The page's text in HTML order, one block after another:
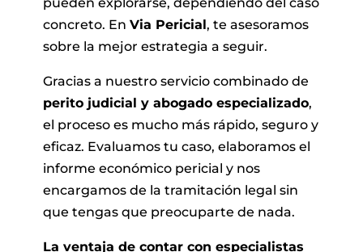
concreto. En Via Pericial, te asesoramos
sobre la mejor estrategia a seguir.
Gracias a nuestro servicio combinado de
perito judicial y abogado especializado,
el proceso es mucho más rápido, seguro y
eficaz. Evaluamos tu caso, elaboramos el
informe económico pericial y nos
encargamos de la tramitación legal sin
que tengas que preocuparte de nada.
La ventaja de contar con especialistas